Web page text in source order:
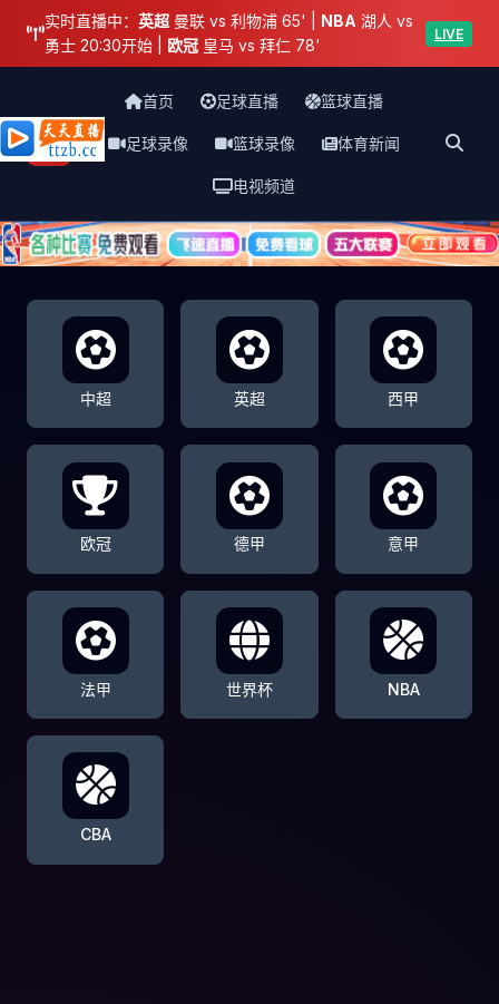
实时直播中： 英超 曼联 vs 利物浦 65' | NBA 湖人 vs
勇士 20:30开始 | 欧冠 皇马 vs 拜仁 78'
LIVE
天天直播网
首页 足球直播 篮球直播
足球录像 篮球录像 体育新闻
电视频道
中超 英超 西甲
欧冠 德甲 意甲
法甲 世界杯 NBA
CBA